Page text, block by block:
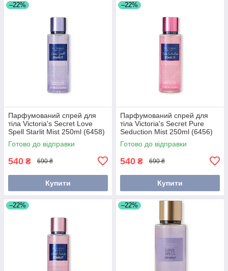
–22%
Парфумований спрей для
тіла Victoria's Secret Love
Spell Starlit Mist 250ml (6458)
26868078
Готово до відправки
540 ₴ 690 ₴
Купити
–22%
Парфумований спрей для
тіла Victoria's Secret Pure
Seduction Mist 250ml (6456)
26868076
Готово до відправки
540 ₴ 690 ₴
Купити
–22% –22%